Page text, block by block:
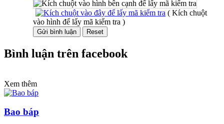
( Kích chuột
vào hình để lấy mã kiểm tra )
Bình luận trên facebook
Xem thêm
Bao báp